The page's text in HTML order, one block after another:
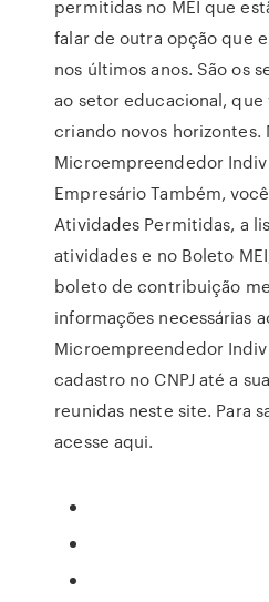
permitidas no MEI que
falar de outra opção que
nos últimos anos. São os
ao setor educacional,
criando novos horizontes.
Microempreendedor
Empresário Também,
Atividades Permitidas, a
atividades e no Boleto
boleto de contribuição
informações necessárias
Microempreendedor
cadastro no CNPJ até a
reunidas neste site. Para
acesse aqui.